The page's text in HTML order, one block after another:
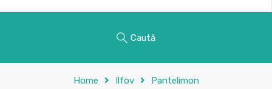
Caută
Home Ilfov Pantelimon